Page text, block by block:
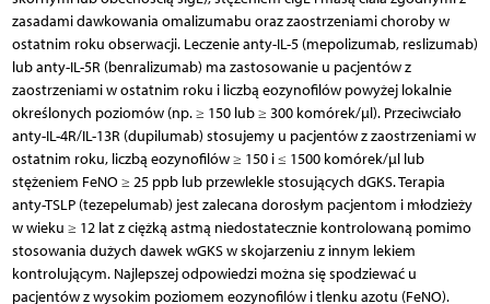
zasadami dawkowania omalizumabu oraz zaostrzeniami choroby w
ostatnim roku obserwacji. Leczenie anty-IL-5 (mepolizumab, reslizumab)
lub anty-IL-5R (benralizumab) ma zastosowanie u pacjentów z
zaostrzeniami w ostatnim roku i liczbą eozynofilów powyżej lokalnie
określonych poziomów (np. ≥ 150 lub ≥ 300 komórek/µl). Przeciwciało
anty-IL-4R/IL-13R (dupilumab) stosujemy u pacjentów z zaostrzeniami w
ostatnim roku, liczbą eozynofilów ≥ 150 i ≤ 1500 komórek/µl lub
stężeniem FeNO ≥ 25 ppb lub przewlekle stosujących dGKS. Terapia
anty-TSLP (tezepelumab) jest zalecana dorosłym pacjentom i młodzieży
w wieku ≥ 12 lat z ciężką astmą niedostatecznie kontrolowaną pomimo
stosowania dużych dawek wGKS w skojarzeniu z innym lekiem
kontrolującym. Najlepszej odpowiedzi można się spodziewać u
pacjentów z wysokim poziomem eozynofilów i tlenku azotu (FeNO).